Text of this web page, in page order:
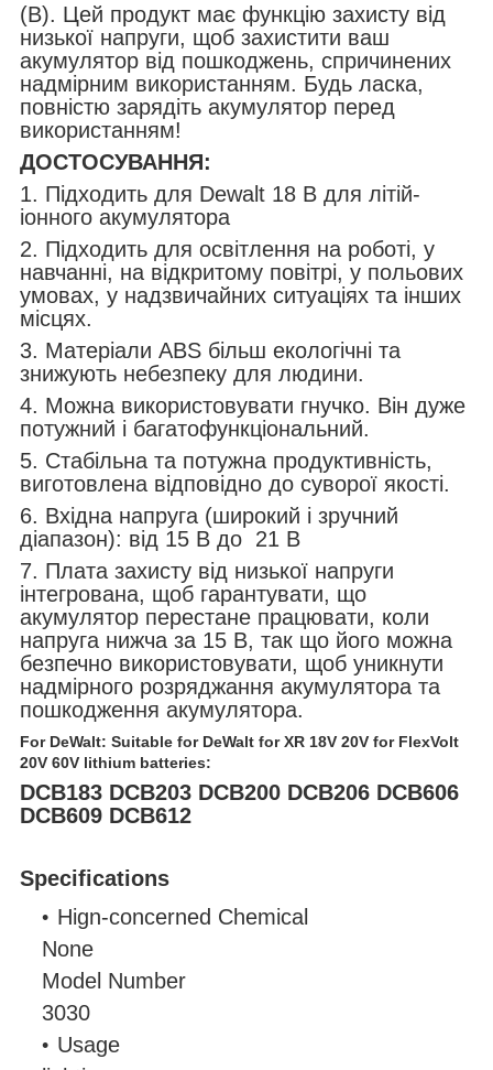
(B). Цей продукт має функцію захисту від
низької напруги, щоб захистити ваш
акумулятор від пошкоджень, спричинених
надмірним використанням. Будь ласка,
повністю зарядіть акумулятор перед
використанням!
ДОСТОСУВАННЯ:
1. Підходить для Dewalt 18 В для літій-
іонного акумулятора
2. Підходить для освітлення на роботі, у
навчанні, на відкритому повітрі, у польових
умовах, у надзвичайних ситуаціях та інших
місцях.
3. Матеріали ABS більш екологічні та
знижують небезпеку для людини.
4. Можна використовувати гнучко. Він дуже
потужний і багатофункціональний.
5. Стабільна та потужна продуктивність,
виготовлена відповідно до суворої якості.
6. Вхідна напруга (широкий і зручний
діапазон): від 15 В до 21 В
7. Плата захисту від низької напруги
інтегрована, щоб гарантувати, що
акумулятор перестане працювати, коли
напруга нижча за 15 В, так що його можна
безпечно використовувати, щоб уникнути
надмірного розряджання акумулятора та
пошкодження акумулятора.
For DeWalt: Suitable for DeWalt for XR 18V 20V for FlexVolt
20V 60V lithium batteries:
DCB183 DCB203 DCB200 DCB206 DCB606
DCB609 DCB612
Specifications
Hign-concerned Chemical
None
Model Number
3030
Usage